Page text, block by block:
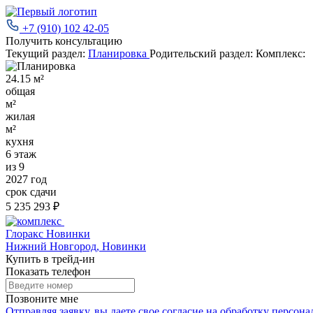
+7 (910) 102 42-05
Получить консультацию
Текущий раздел: Планировка Родительский раздел: Комплекс:
24.15 м²
общая
м²
жилая
м²
кухня
6 этаж
из 9
2027 год
срок сдачи
5 235 293 ₽
Глоракс Новинки
Нижний Новгород, Новинки
Купить в трейд-ин
Показать телефон
Позвоните мне